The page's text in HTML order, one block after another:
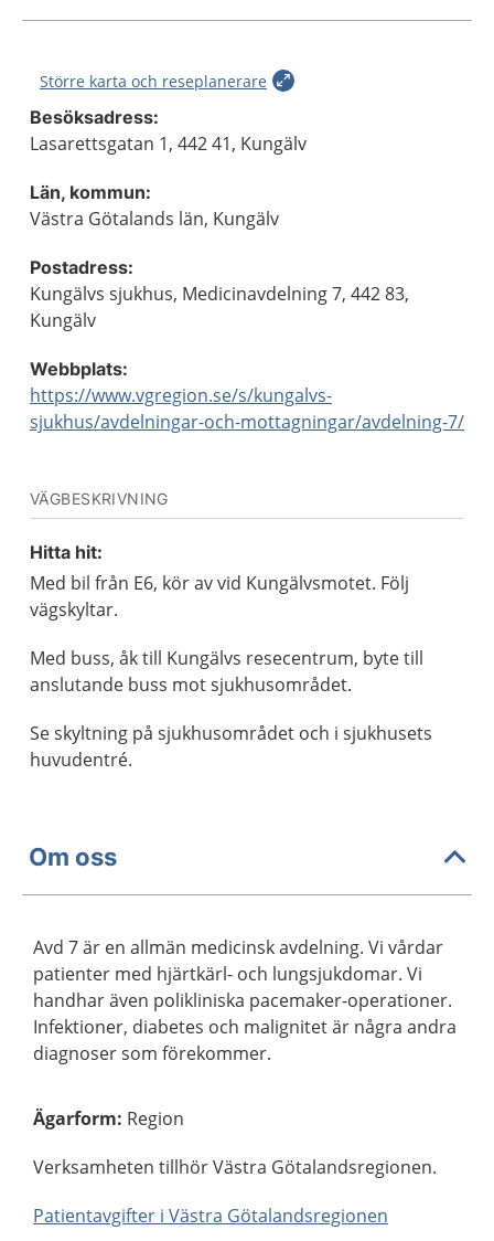
Större karta och reseplanerare
Besöksadress:
Lasarettsgatan 1, 442 41, Kungälv
Län, kommun:
Västra Götalands län, Kungälv
Postadress:
Kungälvs sjukhus, Medicinavdelning 7, 442 83,
Kungälv
Webbplats:
https://www.vgregion.se/s/kungalvs-
sjukhus/avdelningar-och-mottagningar/avdelning-7/
VÄGBESKRIVNING
Hitta hit:
Med bil från E6, kör av vid Kungälvsmotet. Följ
vägskyltar.
Med buss, åk till Kungälvs resecentrum, byte till
anslutande buss mot sjukhusområdet.
Se skyltning på sjukhusområdet och i sjukhusets
huvudentré.
Om oss
Avd 7 är en allmän medicinsk avdelning. Vi vårdar
patienter med hjärtkärl- och lungsjukdomar. Vi
handhar även polikliniska pacemaker-operationer.
Infektioner, diabetes och malignitet är några andra
diagnoser som förekommer.
Ägarform: Region
Verksamheten tillhör Västra Götalandsregionen.
Patientavgifter i Västra Götalandsregionen